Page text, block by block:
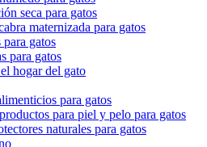
seca para gatos
maternizada para gatos
gatos
para gatos
hogar del gato
para gatos
para piel y pelo para gatos
naturales para gatos